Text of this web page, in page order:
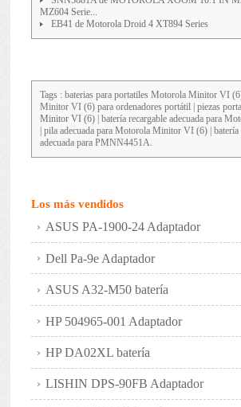
MZ604 Serie...
EB41 de Motorola Droid 4 XT894 Series
Tags : baterias para portatiles Motorola Minitor VI
Minitor VI (6) para ordenadores portátil | piezas
Minitor VI (6)| batería recargable adecuada para
| pila adecuada para Motorola Minitor VI (6) | batería
adecuada para PMNN4451A.
Los más vendidos
ASUS PA-1900-24 Adaptador
Dell Pa-9e Adaptador
ASUS A32-M50 batería
HP 504965-001 Adaptador
HP DA02XL batería
LISHIN DPS-90FB Adaptador